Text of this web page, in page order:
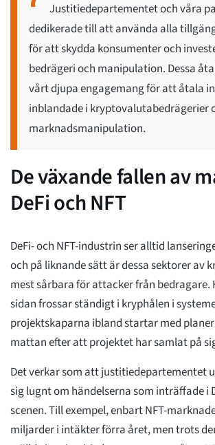
Justitiedepartementet och våra
dedikerade till att använda alla
för att skydda konsumenter och
bedrägeri och manipulation. Dessa
vårt djupa engagemang för att åtala
inblandade i kryptovalutabedrägerier
marknadsmanipulation.
De växande fallen av
DeFi och NFT
DeFi- och NFT-industrin ser alltid
och på liknande sätt är dessa sektorer av
mest sårbara för attacker från bedragare.
sidan frossar ständigt i kryphålen i
projektskaparna ibland startar med
mattan efter att projektet har samlat på
Det verkar som att justitiedepartementet
sig lugnt om händelserna som inträffade i
scenen. Till exempel, enbart NFT-
miljarder i intäkter förra året, men trots